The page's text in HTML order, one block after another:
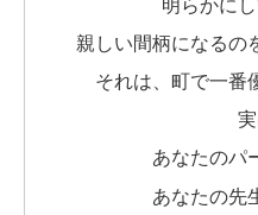
明らかにし
親しい間柄になるの
それは、町で一番
実
あなたのパ
あなたの先